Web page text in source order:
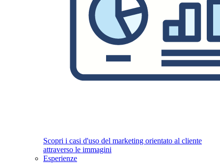
Scopri i casi d'uso del marketing orientato al cliente
attraverso le immagini
Esperienze